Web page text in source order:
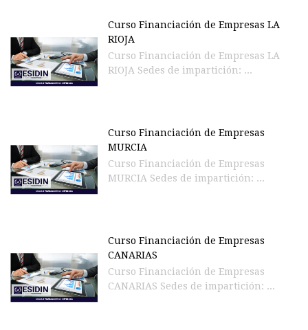
Curso Financiación de Empresas LA
RIOJA
Curso Financiación de Empresas LA
RIOJA Sedes de impartición: ...
Curso Financiación de Empresas
MURCIA
Curso Financiación de Empresas
MURCIA Sedes de impartición: ...
Curso Financiación de Empresas
CANARIAS
Curso Financiación de Empresas
CANARIAS Sedes de impartición: ...